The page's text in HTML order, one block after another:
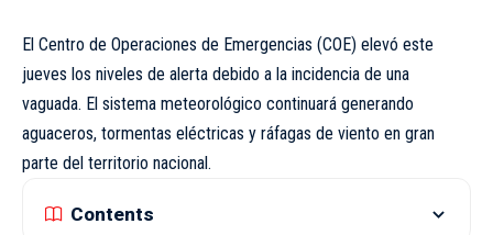
El Centro de Operaciones de Emergencias (COE) elevó este
jueves los niveles de alerta debido a la incidencia de una
vaguada. El sistema meteorológico continuará generando
aguaceros, tormentas eléctricas y ráfagas de viento en gran
parte del territorio nacional.
Contents